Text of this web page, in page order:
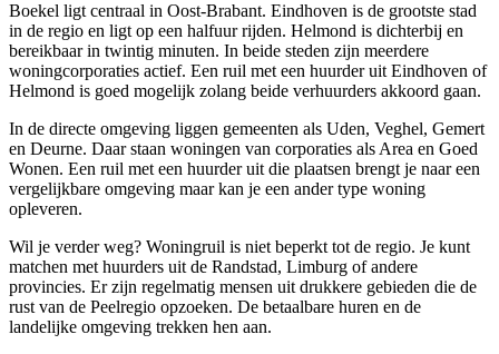
Boekel ligt centraal in Oost-Brabant. Eindhoven is de grootste stad
in de regio en ligt op een halfuur rijden. Helmond is dichterbij en
bereikbaar in twintig minuten. In beide steden zijn meerdere
woningcorporaties actief. Een ruil met een huurder uit Eindhoven of
Helmond is goed mogelijk zolang beide verhuurders akkoord gaan.
In de directe omgeving liggen gemeenten als Uden, Veghel, Gemert
en Deurne. Daar staan woningen van corporaties als Area en Goed
Wonen. Een ruil met een huurder uit die plaatsen brengt je naar een
vergelijkbare omgeving maar kan je een ander type woning
opleveren.
Wil je verder weg? Woningruil is niet beperkt tot de regio. Je kunt
matchen met huurders uit de Randstad, Limburg of andere
provincies. Er zijn regelmatig mensen uit drukkere gebieden die de
rust van de Peelregio opzoeken. De betaalbare huren en de
landelijke omgeving trekken hen aan.